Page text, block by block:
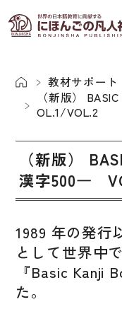
書籍一覧
お知らせ
イベント
付属物の使
教科書採用
日本語学習者
総合教科書
ビジネスパーソン
短期滞在者向け
教材サポート
（新版）
OL.1/VOL.2
（新版）
漢字500―
1989 年の発行
として世界中
『Basic Kanji
た。